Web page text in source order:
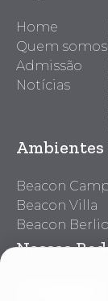
Home
Quem somos
Admissão
Notícias
Beacon
Beacon Villa
Beacon
Nossas